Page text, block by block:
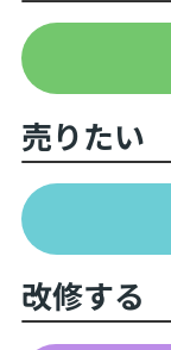
売りたい
改修する